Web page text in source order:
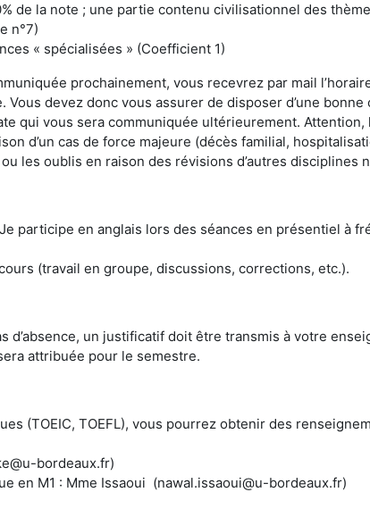
de la note ; une partie contenu civilisationnel des
n°7)
« spécialisées » (Coefficient 1)
prochainement, vous recevrez par mail
devez donc vous assurer de disposer d’une
qui vous sera communiquée ultérieurement.
d’un cas de force majeure (décès familial,
les oublis en raison des révisions d’autres disciplines
participe en anglais lors des séances en présentiel à
(travail en groupe, discussions, corrections, etc.).
d’absence, un justificatif doit être transmis à votre
attribuée pour le semestre.
(TOEIC, TOEFL), vous pourrez obtenir des
bordeaux.fr)
en M1 : Mme Issaoui (nawal.issaoui@u-bordeaux.fr)